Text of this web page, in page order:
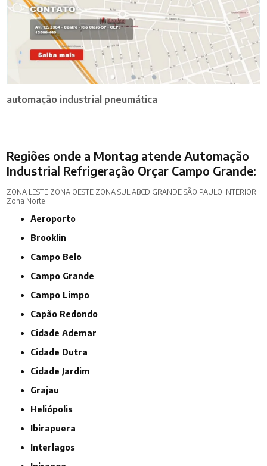
automação industrial pneumática
Regiões onde a Montag atende Automação
Industrial Refrigeração Orçar Campo Grande:
ZONA LESTE ZONA OESTE ZONA SUL ABCD GRANDE SÃO PAULO INTERIOR
Zona Norte
Aeroporto
Brooklin
Campo Belo
Campo Grande
Campo Limpo
Capão Redondo
Cidade Ademar
Cidade Dutra
Cidade Jardim
Grajau
Heliópolis
Ibirapuera
Interlagos